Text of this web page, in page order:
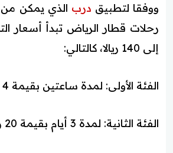
ووفقا لتطبيق درب الذي يمكن من
إلى 140 ريالا، كالتالي:
الفئة الأولى: لمدة ساعتين بقيمة 4 ريالات.
الفئة الثانية: لمدة 3 أيام بقيمة 20 ريالا.